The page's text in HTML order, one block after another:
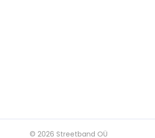
© 2026 Streetband OÜ